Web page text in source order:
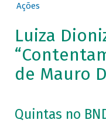
Ações
Luiza
de Mauro
Quintas no